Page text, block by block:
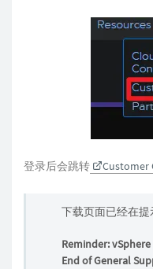
登录后会跳转 Customer
下载页面已经在提
Reminder:
End of General